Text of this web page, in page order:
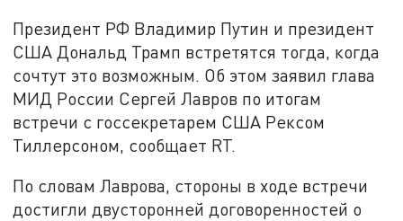
Президент РФ Владимир Путин и президент
США Дональд Трамп встретятся тогда, когда
сочтут это возможным. Об этом заявил глава
МИД России Сергей Лавров по итогам
встречи с госсекретарем США Рексом
Тиллерсоном, сообщает RT.
По словам Лаврова, стороны в ходе встречи
достигли двусторонней договоренностей о